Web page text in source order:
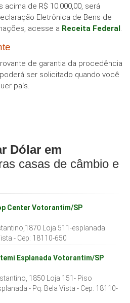
de R$ 10.000,00, será
Eletrônica de Bens de
acesse a Receita Federal
de garantia da procedência
ser solicitado quando você
país.
Dólar em
casas de câmbio e
Center Votorantim/SP
Loja 511-esplanada
- Cep: 18110-650
Esplanada Votorantim/SP
1850 Loja 151- Piso
- Pq. Bela Vista - Cep: 18110-